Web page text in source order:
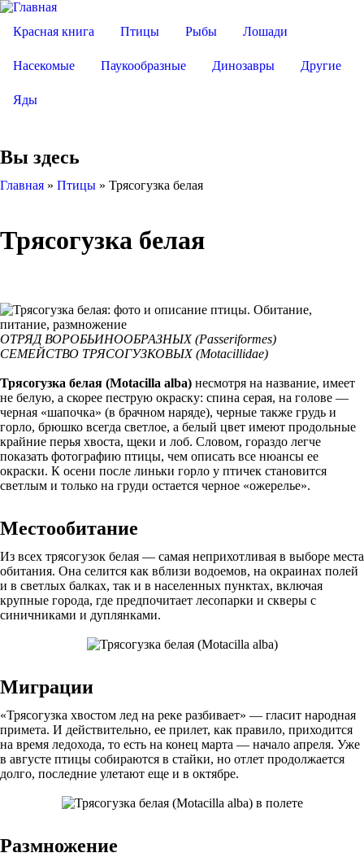
Красная книга Птицы Рыбы Лошади
Насекомые Паукообразные Динозавры Другие
Яды
Вы здесь
Главная » Птицы » Трясогузка белая
Трясогузка белая
ОТРЯД ВОРОБЬИНООБРАЗНЫХ (Passeriformes)
СЕМЕЙСТВО ТРЯСОГУЗКОВЫХ (Motacillidae)
Трясогузка белая (Motacilla alba) несмотря на название, имеет
не белую, а скорее пеструю окраску: спина серая, на голове —
черная «шапочка» (в брачном наряде), черные также грудь и
горло, брюшко всегда светлое, а белый цвет имеют продольные
крайние перья хвоста, щеки и лоб. Словом, гораздо легче
показать фотографию птицы, чем описать все нюансы ее
окраски. К осени после линьки горло у птичек становится
светлым и только на груди остается черное «ожерелье».
Местообитание
Из всех трясогузок белая — самая неприхотливая в выборе места
обитания. Она селится как вблизи водоемов, на окраинах полей
и в светлых балках, так и в населенных пунктах, включая
крупные города, где предпочитает лесопарки и скверы с
синичниками и дуплянками.
Миграции
«Трясогузка хвостом лед на реке разбивает» — гласит народная
примета. И действительно, ее прилет, как правило, приходится
на время ледохода, то есть на конец марта — начало апреля. Уже
в августе птицы собираются в стайки, но отлет продолжается
долго, последние улетают еще и в октябре.
Размножение